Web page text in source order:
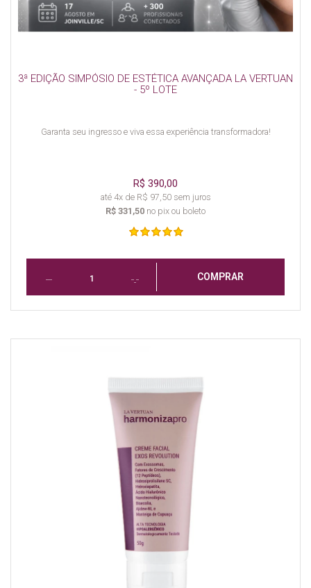
3ª EDIÇÃO SIMPÓSIO DE ESTÉTICA AVANÇADA LA VERTUAN
- 5º LOTE
Garanta seu ingresso e viva essa experiência transformadora!
R$ 390,00
até 4x de R$ 97,50 sem juros
R$ 331,50 no pix ou boleto
COMPRAR